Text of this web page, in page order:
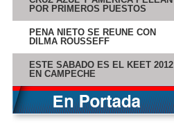
POR PRIMEROS PUESTOS
PEÑA NIETO SE REÚNE CON
DILMA ROUSSEFF
ESTE SÁBADO ES EL KEET 2012
EN CAMPECHE
DESCUBREN LA NACIONALIDAD
DE GARDEL